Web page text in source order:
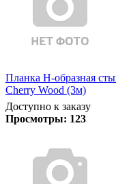
Планка Н-образная
Cherry Wood (3м)
Доступно к заказу
Просмотры: 123